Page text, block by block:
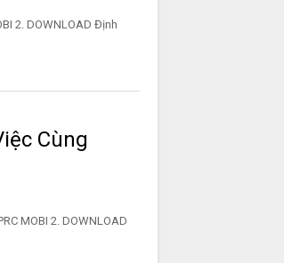
2. DOWNLOAD Định
Cùng
MOBI 2. DOWNLOAD